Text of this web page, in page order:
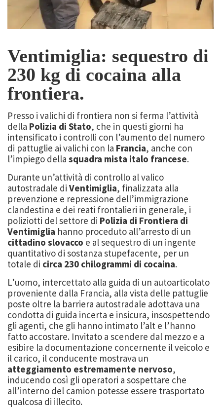
Ventimiglia: sequestro di
230 kg di cocaina alla
frontiera.
Presso i valichi di frontiera non si ferma l’attività
della Polizia di Stato, che in questi giorni ha
intensificato i controlli con l’aumento del numero
di pattuglie ai valichi con la Francia, anche con
l’impiego della squadra mista italo francese.
Durante un’attività di controllo al valico
autostradale di Ventimiglia, finalizzata alla
prevenzione e repressione dell’immigrazione
clandestina e dei reati frontalieri in generale, i
poliziotti del settore di Polizia di Frontiera di
Ventimiglia hanno proceduto all’arresto di un
cittadino slovacco e al sequestro di un ingente
quantitativo di sostanza stupefacente, per un
totale di circa 230 chilogrammi di cocaina.
L’uomo, intercettato alla guida di un autoarticolato
proveniente dalla Francia, alla vista delle pattuglie
poste oltre la barriera autostradale adottava una
condotta di guida incerta e insicura, insospettendo
gli agenti, che gli hanno intimato l’alt e l’hanno
fatto accostare. Invitato a scendere dal mezzo e a
esibire la documentazione concernente il veicolo e
il carico, il conducente mostrava un
atteggiamento estremamente nervoso,
inducendo così gli operatori a sospettare che
all’interno del camion potesse essere trasportato
qualcosa di illecito.